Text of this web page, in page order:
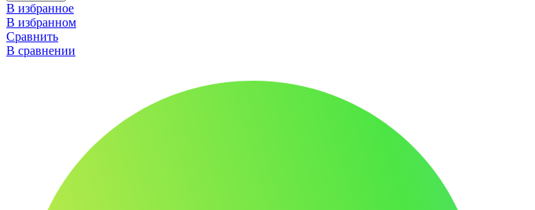
В избранное
В избранном
Сравнить
В сравнении